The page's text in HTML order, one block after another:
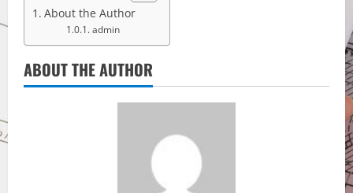
About the Author
admin
ABOUT THE AUTHOR